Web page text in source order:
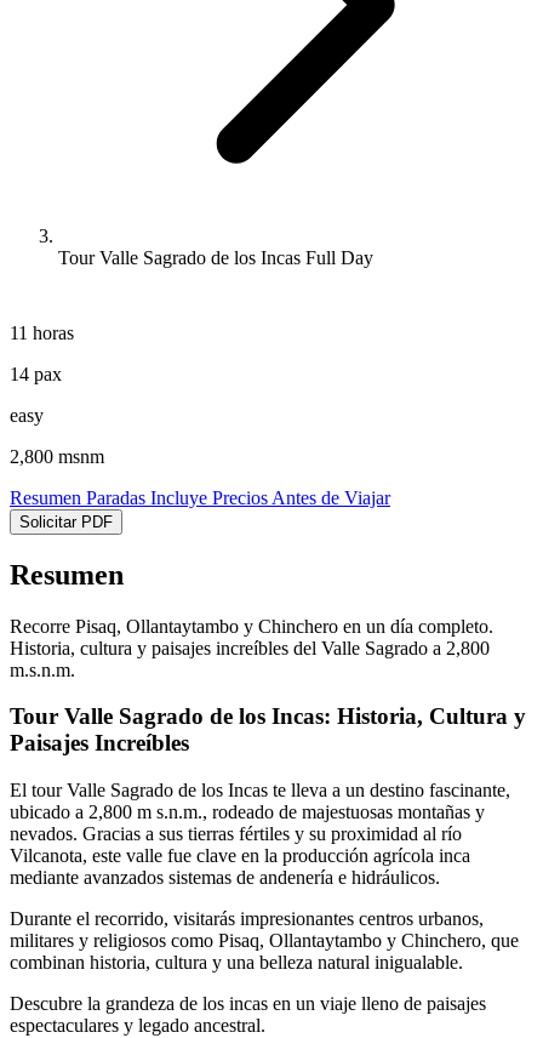
Tour Valle Sagrado de los Incas Full Day
11 horas
14 pax
easy
2,800 msnm
Resumen Paradas Incluye Precios Antes de Viajar
Solicitar PDF
Resumen
Recorre Pisaq, Ollantaytambo y Chinchero en un día completo.
Historia, cultura y paisajes increíbles del Valle Sagrado a 2,800
m.s.n.m.
Tour Valle Sagrado de los Incas: Historia, Cultura y
Paisajes Increíbles
El tour Valle Sagrado de los Incas te lleva a un destino fascinante,
ubicado a 2,800 m s.n.m., rodeado de majestuosas montañas y
nevados. Gracias a sus tierras fértiles y su proximidad al río
Vilcanota, este valle fue clave en la producción agrícola inca
mediante avanzados sistemas de andenería e hidráulicos.
Durante el recorrido, visitarás impresionantes centros urbanos,
militares y religiosos como Pisaq, Ollantaytambo y Chinchero, que
combinan historia, cultura y una belleza natural inigualable.
Descubre la grandeza de los incas en un viaje lleno de paisajes
espectaculares y legado ancestral.